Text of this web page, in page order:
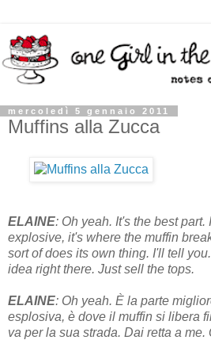
mercoledì 5 gennaio 2011
Muffins alla Zucca
ELAINE: Oh yeah. It's the best part.
explosive, it's where the muffin
sort of does its own thing. I'll tell
idea right there. Just sell the tops.
ELAINE: Oh yeah. È la parte
esplosiva, è dove il muffin si libera
va per la sua strada. Dai retta a